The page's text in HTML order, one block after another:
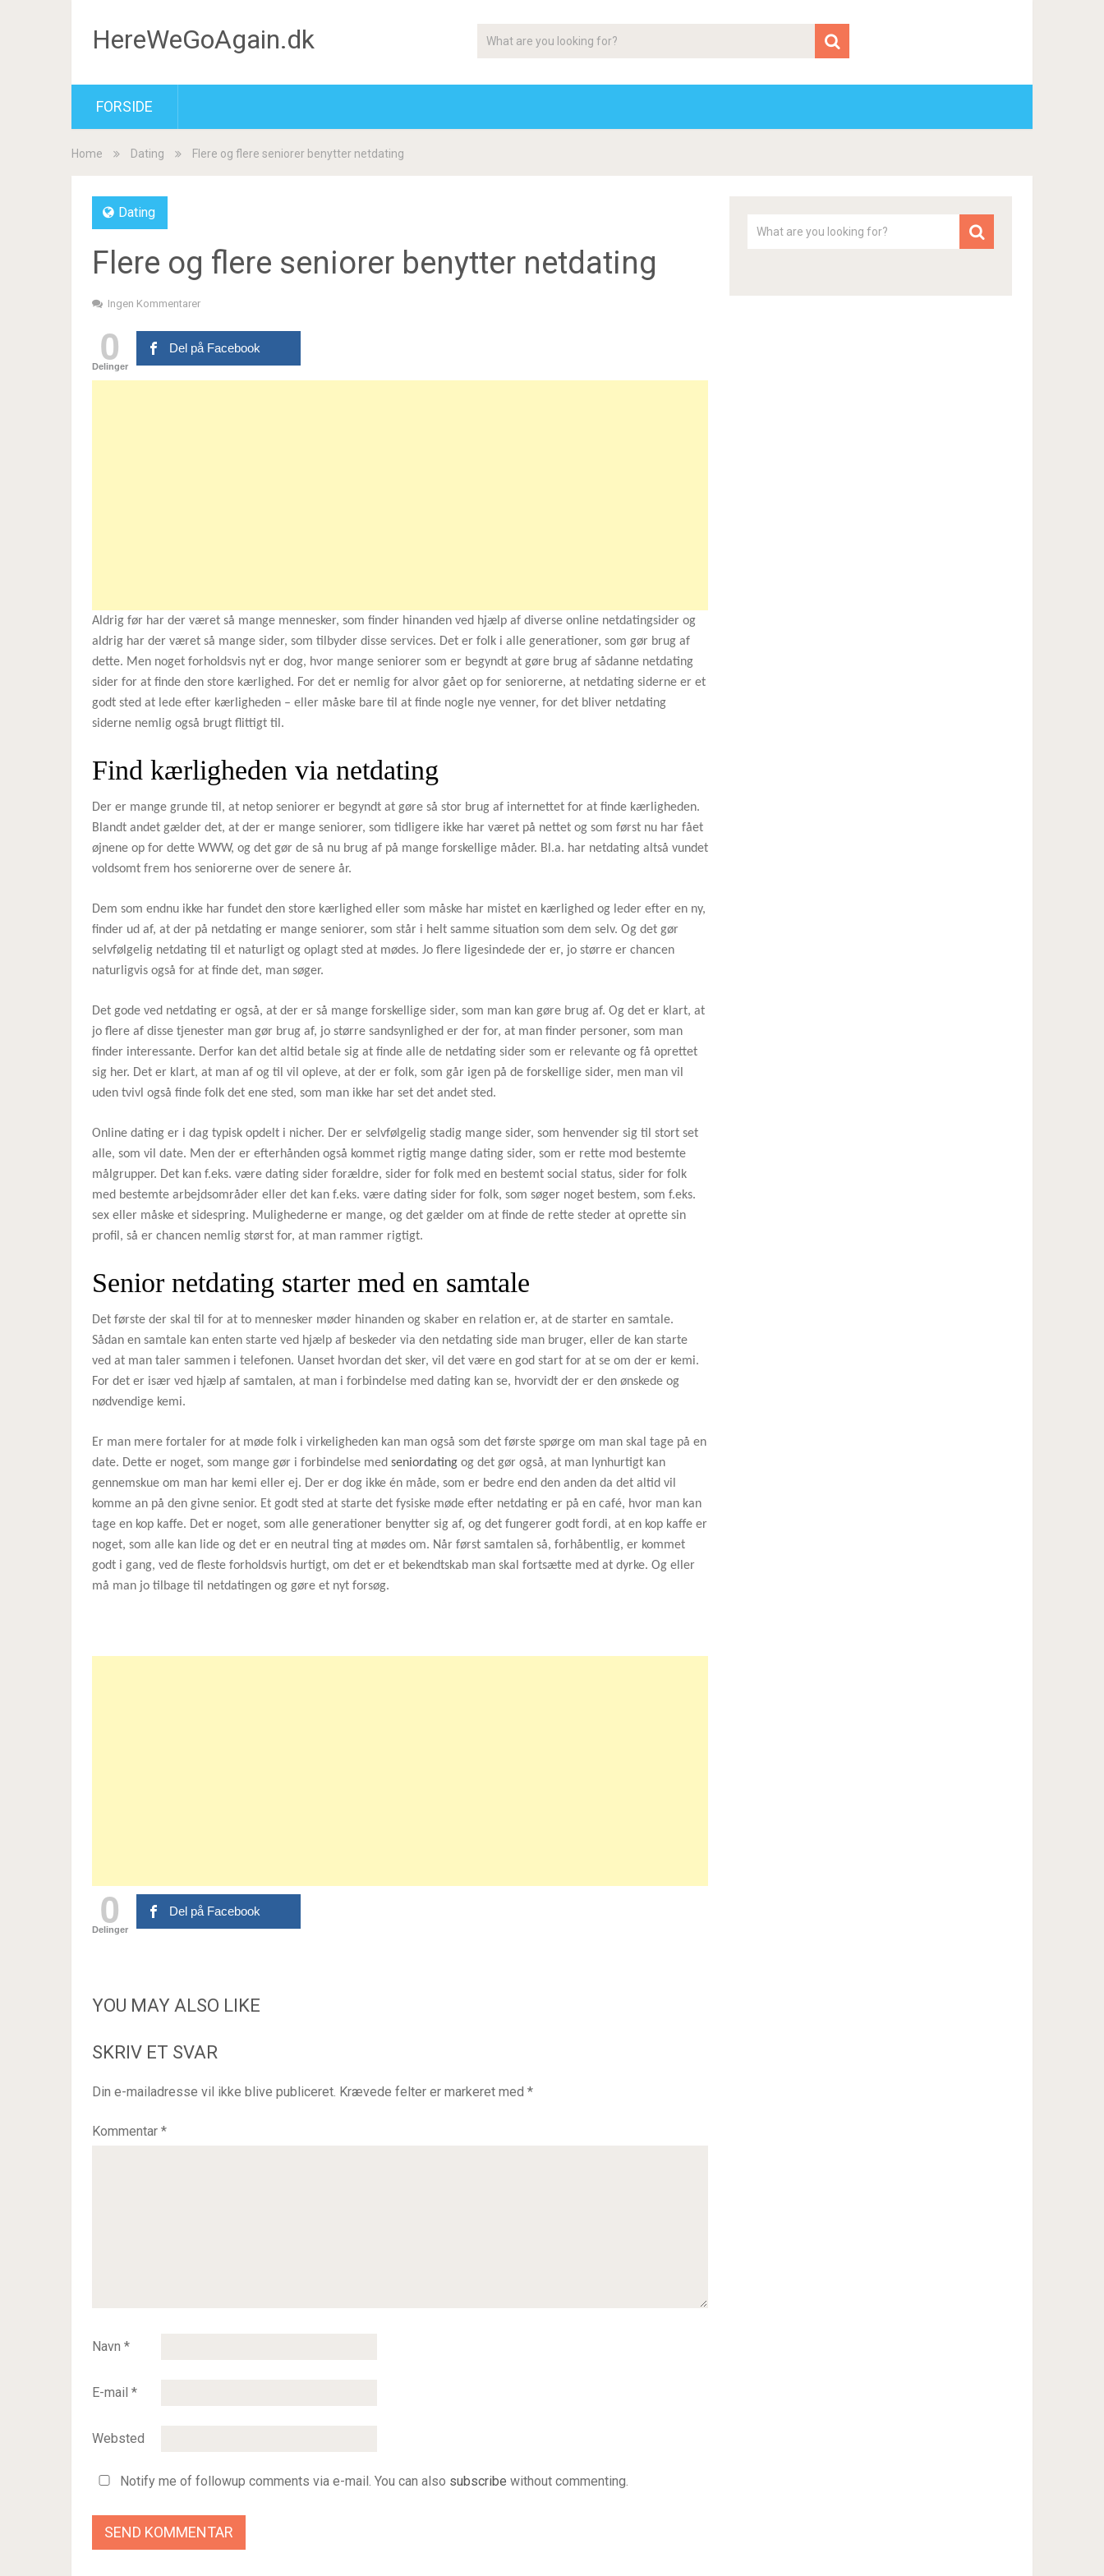
HereWeGoAgain.dk
FORSIDE
Home Dating Flere og flere seniorer benytter netdating
Dating
Flere og flere seniorer benytter netdating
Ingen Kommentarer
0
Delinger
Del på Facebook
Aldrig før har der været så mange mennesker, som finder hinanden ved hjælp af diverse online netdatingsider og
aldrig har der været så mange sider, som tilbyder disse services. Det er folk i alle generationer, som gør brug af
dette. Men noget forholdsvis nyt er dog, hvor mange seniorer som er begyndt at gøre brug af sådanne netdating
sider for at finde den store kærlighed. For det er nemlig for alvor gået op for seniorerne, at netdating siderne er et
godt sted at lede efter kærligheden – eller måske bare til at finde nogle nye venner, for det bliver netdating
siderne nemlig også brugt flittigt til.
Find kærligheden via netdating
Der er mange grunde til, at netop seniorer er begyndt at gøre så stor brug af internettet for at finde kærligheden.
Blandt andet gælder det, at der er mange seniorer, som tidligere ikke har været på nettet og som først nu har fået
øjnene op for dette WWW, og det gør de så nu brug af på mange forskellige måder. Bl.a. har netdating altså vundet
voldsomt frem hos seniorerne over de senere år.
Dem som endnu ikke har fundet den store kærlighed eller som måske har mistet en kærlighed og leder efter en ny,
finder ud af, at der på netdating er mange seniorer, som står i helt samme situation som dem selv. Og det gør
selvfølgelig netdating til et naturligt og oplagt sted at mødes. Jo flere ligesindede der er, jo større er chancen
naturligvis også for at finde det, man søger.
Det gode ved netdating er også, at der er så mange forskellige sider, som man kan gøre brug af. Og det er klart, at
jo flere af disse tjenester man gør brug af, jo større sandsynlighed er der for, at man finder personer, som man
finder interessante. Derfor kan det altid betale sig at finde alle de netdating sider som er relevante og få oprettet
sig her. Det er klart, at man af og til vil opleve, at der er folk, som går igen på de forskellige sider, men man vil
uden tvivl også finde folk det ene sted, som man ikke har set det andet sted.
Online dating er i dag typisk opdelt i nicher. Der er selvfølgelig stadig mange sider, som henvender sig til stort set
alle, som vil date. Men der er efterhånden også kommet rigtig mange dating sider, som er rette mod bestemte
målgrupper. Det kan f.eks. være dating sider forældre, sider for folk med en bestemt social status, sider for folk
med bestemte arbejdsområder eller det kan f.eks. være dating sider for folk, som søger noget bestem, som f.eks.
sex eller måske et sidespring. Mulighederne er mange, og det gælder om at finde de rette steder at oprette sin
profil, så er chancen nemlig størst for, at man rammer rigtigt.
Senior netdating starter med en samtale
Det første der skal til for at to mennesker møder hinanden og skaber en relation er, at de starter en samtale.
Sådan en samtale kan enten starte ved hjælp af beskeder via den netdating side man bruger, eller de kan starte
ved at man taler sammen i telefonen. Uanset hvordan det sker, vil det være en god start for at se om der er kemi.
For det er især ved hjælp af samtalen, at man i forbindelse med dating kan se, hvorvidt der er den ønskede og
nødvendige kemi.
Er man mere fortaler for at møde folk i virkeligheden kan man også som det første spørge om man skal tage på en
date. Dette er noget, som mange gør i forbindelse med seniordating og det gør også, at man lynhurtigt kan
gennemskue om man har kemi eller ej. Der er dog ikke én måde, som er bedre end den anden da det altid vil
komme an på den givne senior. Et godt sted at starte det fysiske møde efter netdating er på en café, hvor man kan
tage en kop kaffe. Det er noget, som alle generationer benytter sig af, og det fungerer godt fordi, at en kop kaffe er
noget, som alle kan lide og det er en neutral ting at mødes om. Når først samtalen så, forhåbentlig, er kommet
godt i gang, ved de fleste forholdsvis hurtigt, om det er et bekendtskab man skal fortsætte med at dyrke. Og eller
må man jo tilbage til netdatingen og gøre et nyt forsøg.
0
Delinger
Del på Facebook
YOU MAY ALSO LIKE
SKRIV ET SVAR
Din e-mailadresse vil ikke blive publiceret. Krævede felter er markeret med *
Kommentar *
Navn *
E-mail *
Websted
Notify me of followup comments via e-mail. You can also subscribe without commenting.